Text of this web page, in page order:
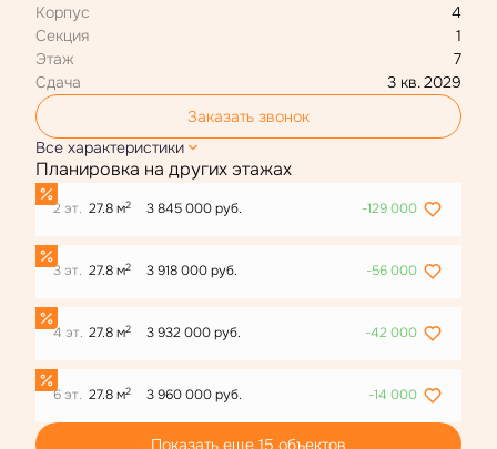
Корпус
4
Секция
1
Этаж
7
Сдача
3 кв. 2029
Заказать звонок
Все характеристики
Планировка на других этажах
2 эт. 27.8 м2 3 845 000 руб. -129 000
3 эт. 27.8 м2 3 918 000 руб. -56 000
4 эт. 27.8 м2 3 932 000 руб. -42 000
6 эт. 27.8 м2 3 960 000 руб. -14 000
Показать еще 15 объектов